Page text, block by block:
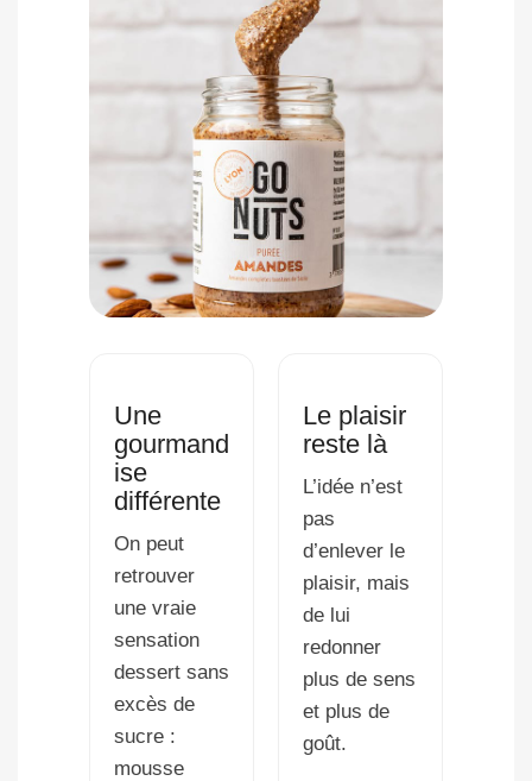
Une
gourmand
ise
différente
On peut
retrouver
une vraie
sensation
dessert sans
excès de
sucre :
mousse
Le plaisir
reste là
L’idée n’est
pas
d’enlever le
plaisir, mais
de lui
redonner
plus de sens
et plus de
goût.